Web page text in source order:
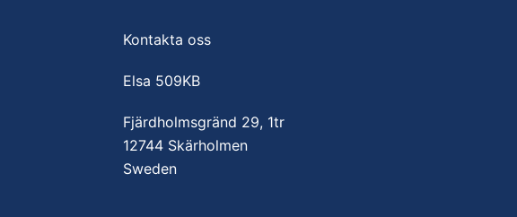
Kontakta oss
Elsa 509KB
Fjärdholmsgränd 29, 1tr
12744 Skärholmen
Sweden